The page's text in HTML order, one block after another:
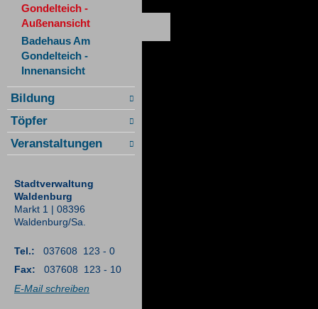
Gondelteich -
Außenansicht
Badehaus Am
Gondelteich -
Innenansicht
Bildung
Töpfer
Veranstaltungen
Stadtverwaltung
Waldenburg
Markt 1 | 08396
Waldenburg/Sa.
Tel.: 037608 123 - 0
Fax: 037608 123 - 10
E-Mail schreiben